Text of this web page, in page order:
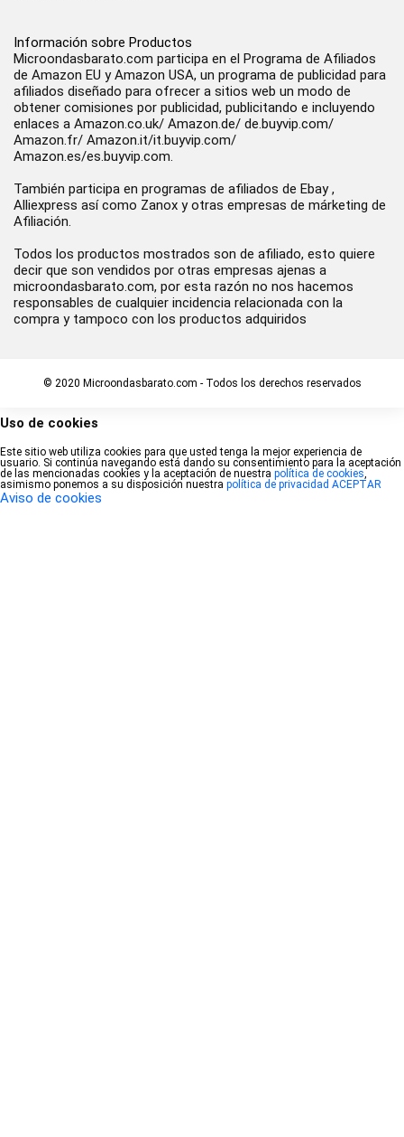
Información sobre Productos
Microondasbarato.com participa en el Programa de Afiliados
de Amazon EU y Amazon USA, un programa de publicidad para
afiliados diseñado para ofrecer a sitios web un modo de
obtener comisiones por publicidad, publicitando e incluyendo
enlaces a Amazon.co.uk/ Amazon.de/ de.buyvip.com/
Amazon.fr/ Amazon.it/it.buyvip.com/
Amazon.es/es.buyvip.com.
También participa en programas de afiliados de Ebay ,
Alliexpress así como Zanox y otras empresas de márketing de
Afiliación.
Todos los productos mostrados son de afiliado, esto quiere
decir que son vendidos por otras empresas ajenas a
microondasbarato.com, por esta razón no nos hacemos
responsables de cualquier incidencia relacionada con la
compra y tampoco con los productos adquiridos
© 2020 Microondasbarato.com - Todos los derechos reservados
Uso de cookies
Este sitio web utiliza cookies para que usted tenga la mejor experiencia de
usuario. Si continúa navegando está dando su consentimiento para la aceptación
de las mencionadas cookies y la aceptación de nuestra política de cookies,
asimismo ponemos a su disposición nuestra política de privacidad ACEPTAR
Aviso de cookies